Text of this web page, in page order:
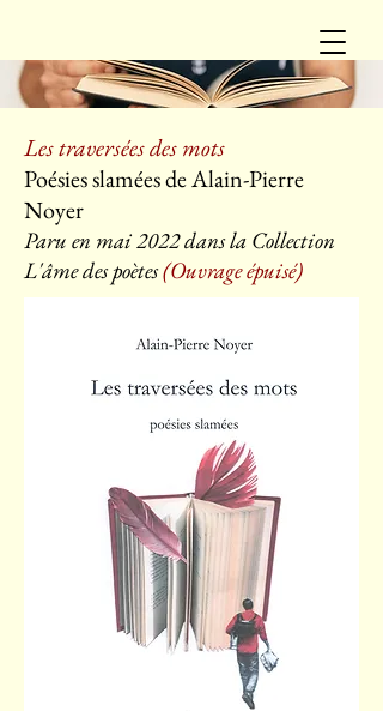
Les traversées des mots
Poésies slamées de Alain-Pierre
Noyer
Paru en mai2022 dans la Collection
L'âme des poètes(Ouvrage épuisé)